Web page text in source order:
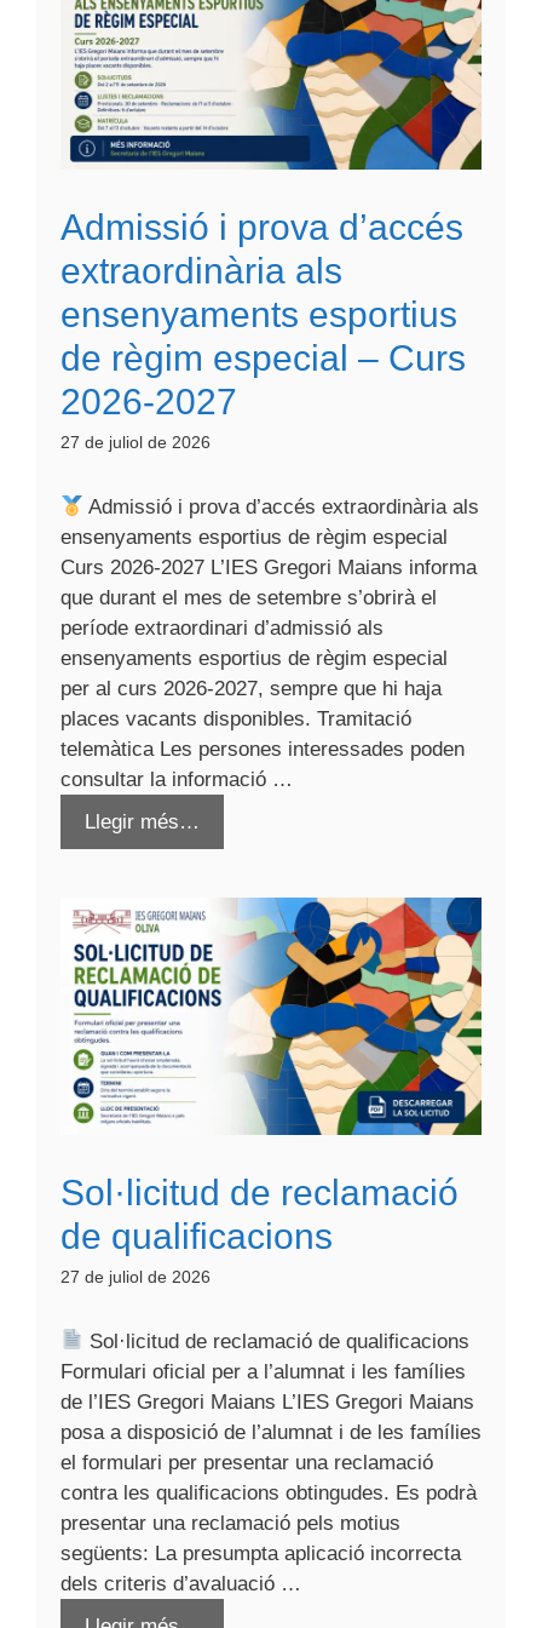
Admissió i prova d’accés
extraordinària als
ensenyaments esportius
de règim especial – Curs
2026-2027
27 de juliol de 2026
Admissió i prova d’accés extraordinària als
ensenyaments esportius de règim especial
Curs 2026-2027 L’IES Gregori Maians informa
que durant el mes de setembre s’obrirà el
període extraordinari d’admissió als
ensenyaments esportius de règim especial
per al curs 2026-2027, sempre que hi haja
places vacants disponibles. Tramitació
telemàtica Les persones interessades poden
consultar la informació …
Llegir més…
Sol·licitud de reclamació
de qualificacions
27 de juliol de 2026
Sol·licitud de reclamació de qualificacions
Formulari oficial per a l’alumnat i les famílies
de l’IES Gregori Maians L’IES Gregori Maians
posa a disposició de l’alumnat i de les famílies
el formulari per presentar una reclamació
contra les qualificacions obtingudes. Es podrà
presentar una reclamació pels motius
següents: La presumpta aplicació incorrecta
dels criteris d’avaluació …